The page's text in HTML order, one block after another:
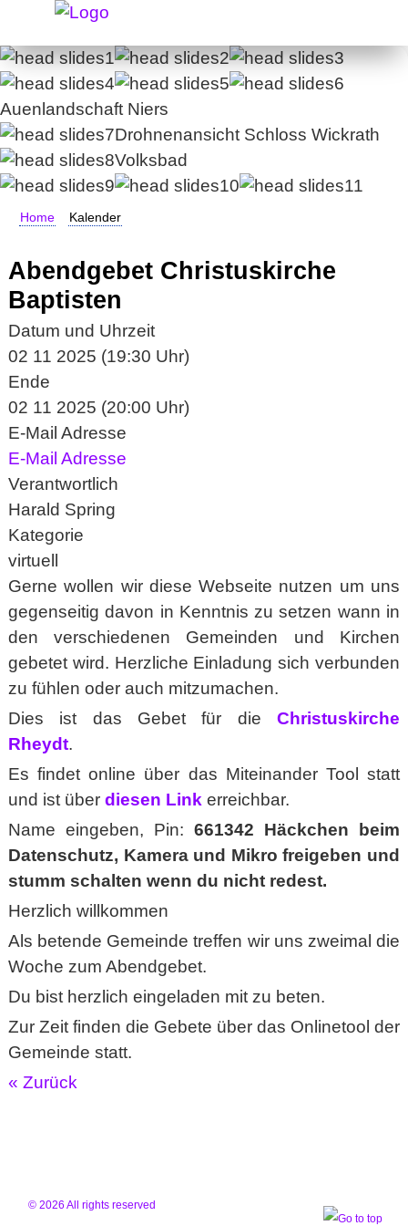
Auenlandschaft Niers
Drohnenansicht Schloss Wickrath
Volksbad
Home Kalender
Abendgebet Christuskirche
Baptisten
Datum und Uhrzeit
02 11 2025 (19:30 Uhr)
Ende
02 11 2025 (20:00 Uhr)
E-Mail Adresse
E-Mail Adresse
Verantwortlich
Harald Spring
Kategorie
virtuell
Gerne wollen wir diese Webseite nutzen um uns
gegenseitig davon in Kenntnis zu setzen wann in
den verschiedenen Gemeinden und Kirchen
gebetet wird. Herzliche Einladung sich verbunden
zu fühlen oder auch mitzumachen.
Dies ist das Gebet für dieChristuskirche
Rheydt.
Es findet online über das Miteinander Tool statt
und ist über diesen Link erreichbar.
Name eingeben, Pin: 661342 Häckchen beim
Datenschutz, Kamera und Mikro freigeben und
stumm schalten wenn du nicht redest.
Herzlich willkommen
Als betende Gemeinde treffen wir uns zweimal die
Woche zum Abendgebet.
Du bist herzlich eingeladen mit zu beten.
Zur Zeit finden die Gebete über das Onlinetool der
Gemeinde statt.
« Zurück
© 2026 All rights reserved